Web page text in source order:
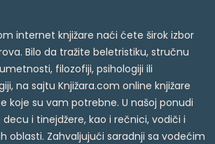
internet knjižare naći ćete širok izbor
Bilo da tražite beletristiku, stručnu
filozofiji, psihologiji ili
na sajtu Knjižara.com online knjižare
koje su vam potrebne. U našoj ponudi
i tinejdžere, kao i rečnici, vodiči i
oblasti. Zahvaljujući saradnji sa vodećim